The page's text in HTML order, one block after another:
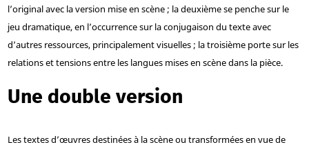
l’original avec la version mise en scène ; la deuxième se penche sur le
jeu dramatique, en l’occurrence sur la conjugaison du texte avec
d’autres ressources, principalement visuelles ; la troisième porte sur les
relations et tensions entre les langues mises en scène dans la pièce.
Une double version
Les textes d’œuvres destinées à la scène ou transformées en vue de